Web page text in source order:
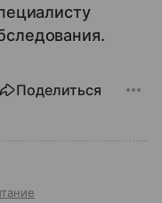
Поделиться